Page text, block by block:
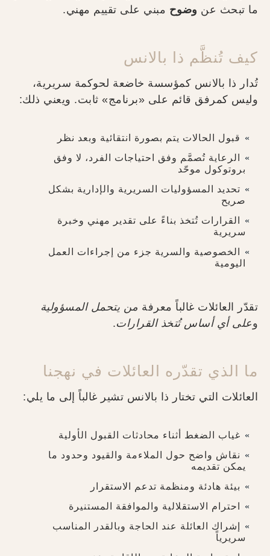
ما تبحث عن وضوح مبني على تقييم مهني.
كيف تُنظَّم ذا بالانس
تُدار ذا بالانس كمؤسسة خاضعة لحوكمة سريرية،
وليس كمرفق قائم على «برنامج» ثابت. ويعني ذلك:
قبول الحالات يتم بصورة انتقائية وبعد نظر
الرعاية تُصمَّم وفق احتياجات الفرد، لا وفق
بروتوكول موحّد
تحديد المسؤوليات السريرية والإدارية بشكل
صريح
القرارات تُتخذ بناءً على تقدير مهني وخبرة
سريرية
الخصوصية والسرية جزء من إجراءات العمل
اليومية
تقدّر العائلات غالباً معرفة من يتحمل المسؤولية
وعلى أي أساس تُتخذ القرارات.
ما الذي تقدّره العائلات في نهجنا
العائلات التي تختار ذا بالانس تشير غالباً إلى ما يلي:
غياب الضغط أثناء محادثات القبول الأولية
نقاش واضح حول الملاءمة والقيود وحدود ما
يمكن تقديمه
بيئة هادئة ومنظمة تدعم الاستقرار
احترام الاستقلالية والموافقة المستنيرة
إشراك العائلة عند الحاجة وبالقدر المناسب
سريرياً